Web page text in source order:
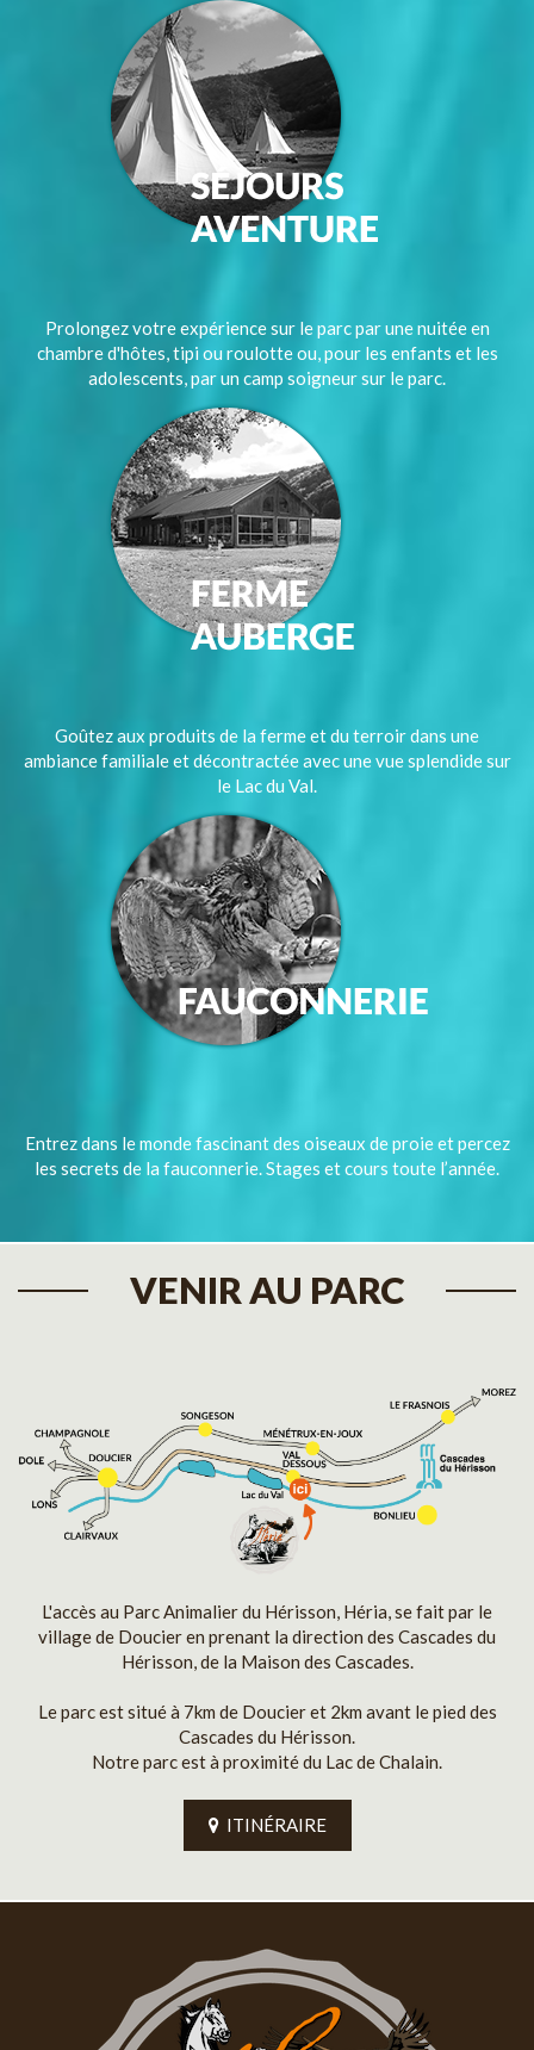
Prolongez votre expérience sur le parc par une nuitée en
chambre d'hôtes, tipi ou roulotte ou, pour les enfants et les
adolescents, par un camp soigneur sur le parc.
Goûtez aux produits de la ferme et du terroir dans une
ambiance familiale et décontractée avec une vue splendide sur
le Lac du Val.
Entrez dans le monde fascinant des oiseaux de proie et percez
les secrets de la fauconnerie. Stages et cours toute l’année.
VENIR AU PARC
L'accès au Parc Animalier du Hérisson, Héria, se fait par le
village de Doucier en prenant la direction des Cascades du
Hérisson, de la Maison des Cascades.
Le parc est situé à 7km de Doucier et 2km avant le pied des
Cascades du Hérisson.
Notre parc est à proximité du Lac de Chalain.
ITINÉRAIRE